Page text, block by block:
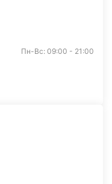
Пн-Вс: 09:00 - 21:00